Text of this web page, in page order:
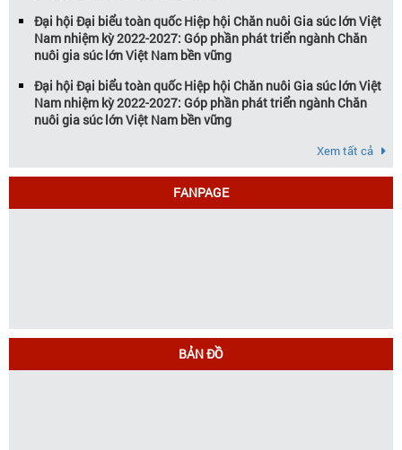
Đại hội Đại biểu toàn quốc Hiệp hội Chăn nuôi Gia súc lớn Việt
Nam nhiệm kỳ 2022-2027: Góp phần phát triển ngành Chăn
nuôi gia súc lớn Việt Nam bền vững
Đại hội Đại biểu toàn quốc Hiệp hội Chăn nuôi Gia súc lớn Việt
Nam nhiệm kỳ 2022-2027: Góp phần phát triển ngành Chăn
nuôi gia súc lớn Việt Nam bền vững
Xem tất cả
FANPAGE
BẢN ĐỒ